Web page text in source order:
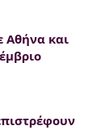
Αθήνα και